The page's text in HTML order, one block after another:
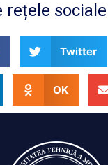
rețele
Twitter
OK